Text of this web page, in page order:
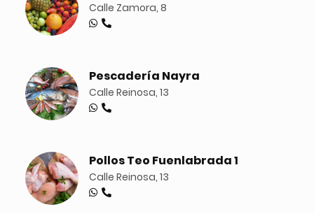
Calle Zamora, 8
Pescadería Nayra
Calle Reinosa, 13
Pollos Teo Fuenlabrada 1
Calle Reinosa, 13